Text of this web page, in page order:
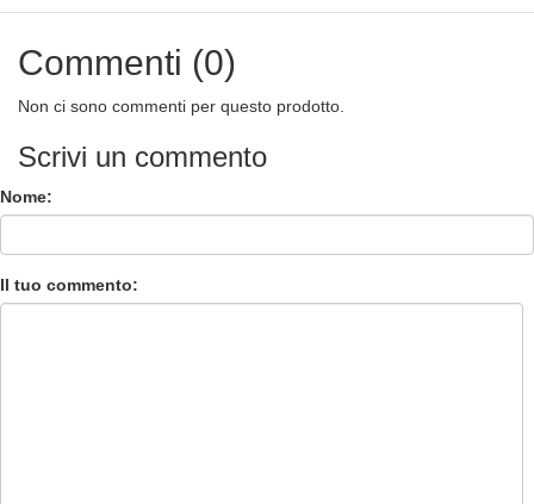
Commenti (0)
Non ci sono commenti per questo prodotto.
Scrivi un commento
Nome:
Il tuo commento: